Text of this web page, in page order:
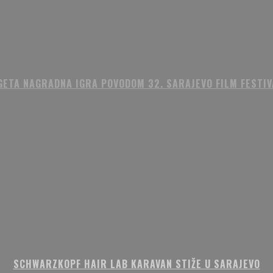
NAGRADNA IGRA POVODOM 32. SARAJEVO FILM
SCHWARZKOPF HAIR LAB KARAVAN STIŽE U SARAJEVO